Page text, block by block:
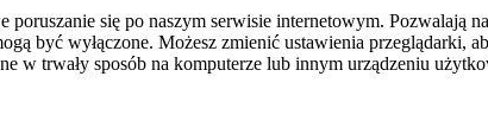
się po naszym serwisie internetowym. Pozwalają
być wyłączone. Możesz zmienić ustawienia
w trwały sposób na komputerze lub innym urządzeniu